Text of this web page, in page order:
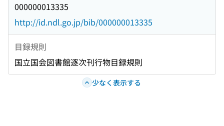
000000013335
http://id.ndl.go.jp/bib/000000013335
目録規則
国立国会図書館逐次刊行物目録規則
少なく表示する